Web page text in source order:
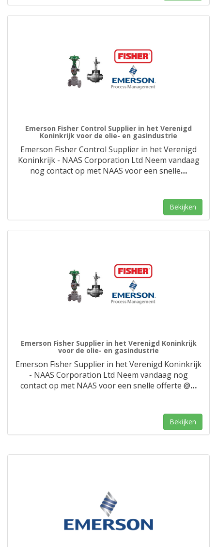
Emerson Fisher Control Supplier in het Verenigd
Koninkrijk voor de olie- en gasindustrie
Emerson Fisher Control Supplier in het Verenigd
Koninkrijk - NAAS Corporation Ltd Neem vandaag
nog contact op met NAAS voor een snelle…
Bekijken
Emerson Fisher Supplier in het Verenigd Koninkrijk
voor de olie- en gasindustrie
Emerson Fisher Supplier in het Verenigd Koninkrijk
- NAAS Corporation Ltd Neem vandaag nog
contact op met NAAS voor een snelle offerte @…
Bekijken